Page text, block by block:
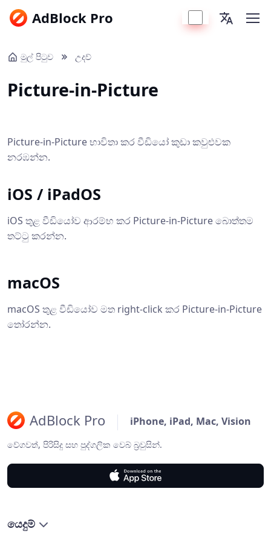
AdBlock Pro
මුල් පිටුව උදව්
Picture-in-Picture
Picture-in-Picture භාවිතා කර වීඩියෝ කුඩා කවුළුවක
නරඹන්න.
iOS / iPadOS
iOS තුළ වීඩියෝව ආරම්භ කර Picture-in-Picture බොත්තම
තට්ටු කරන්න.
macOS
macOS තුළ වීඩියෝව මත right-click කර Picture-in-Picture
තෝරන්න.
AdBlock Pro iPhone, iPad, Mac, Vision
වේගවත්, පිරිසිදු සහ පුද්ගලික වෙබ් බ්‍රවුසින්.
යෙදුම්